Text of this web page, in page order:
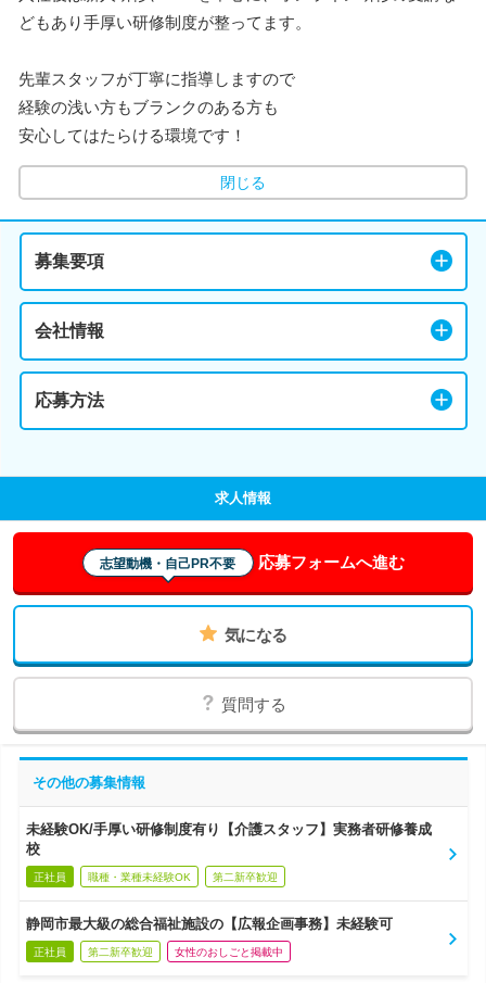
どもあり手厚い研修制度が整ってます。
先輩スタッフが丁寧に指導しますので
経験の浅い方もブランクのある方も
安心してはたらける環境です！
閉じる
募集要項
会社情報
応募方法
求人情報
志望動機・自己PR不要 応募フォームへ進む
気になる
質問する
その他の募集情報
未経験OK/手厚い研修制度有り【介護スタッフ】実務者研修養成
校
正社員 職種・業種未経験OK 第二新卒歓迎
静岡市最大級の総合福祉施設の【広報企画事務】未経験可
正社員 第二新卒歓迎 女性のおしごと掲載中